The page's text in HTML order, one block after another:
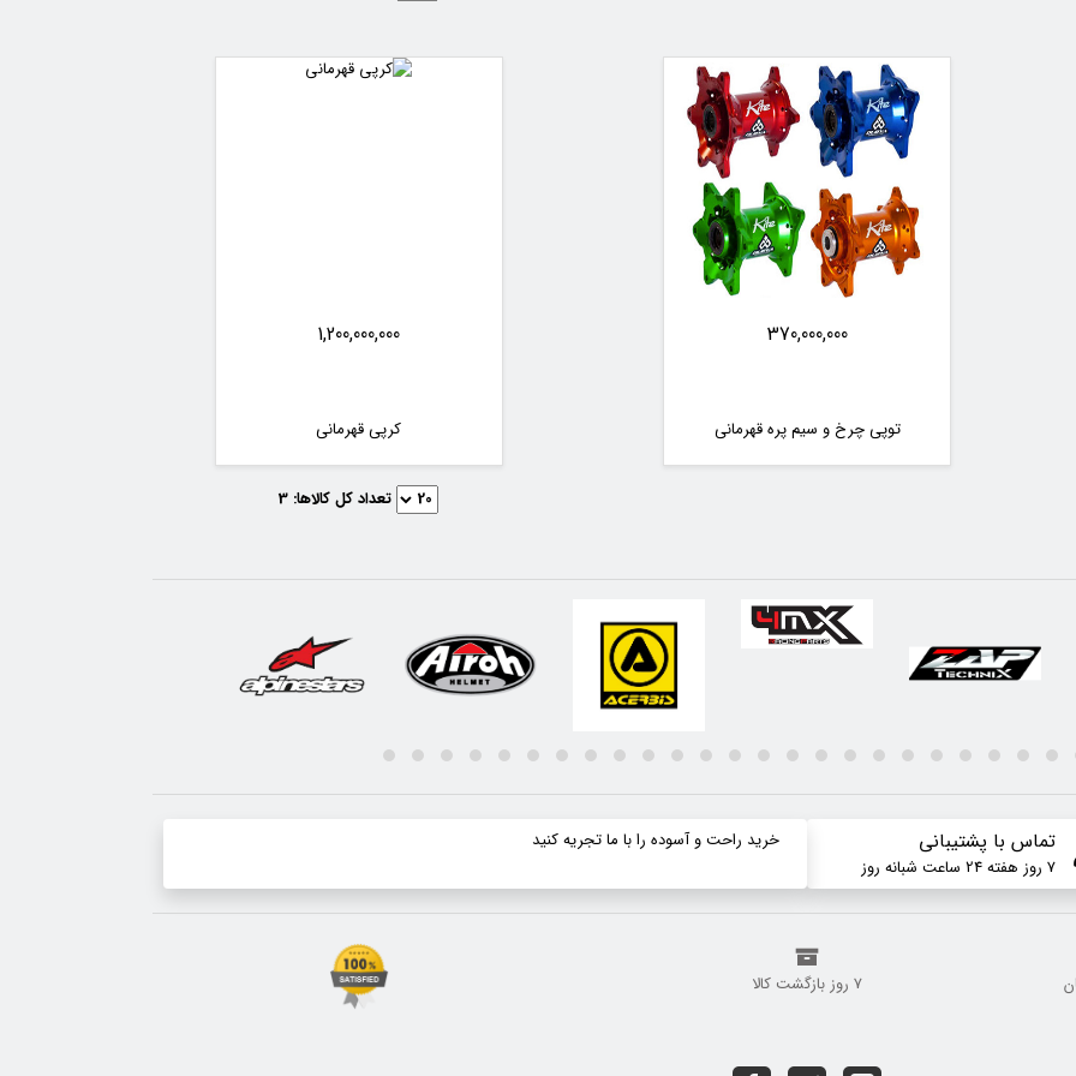
370,000,000
توپی چرخ و سیم پره قهرمانی
1,200,000,000
کرپی قهرمانی
تعداد کل کالاها: 3
تماس با پشتیبانی
7 روز هفته 24 ساعت شبانه روز
خرید راحت و آسوده را با ما تجریه کنید
7 روز بازگشت کالا